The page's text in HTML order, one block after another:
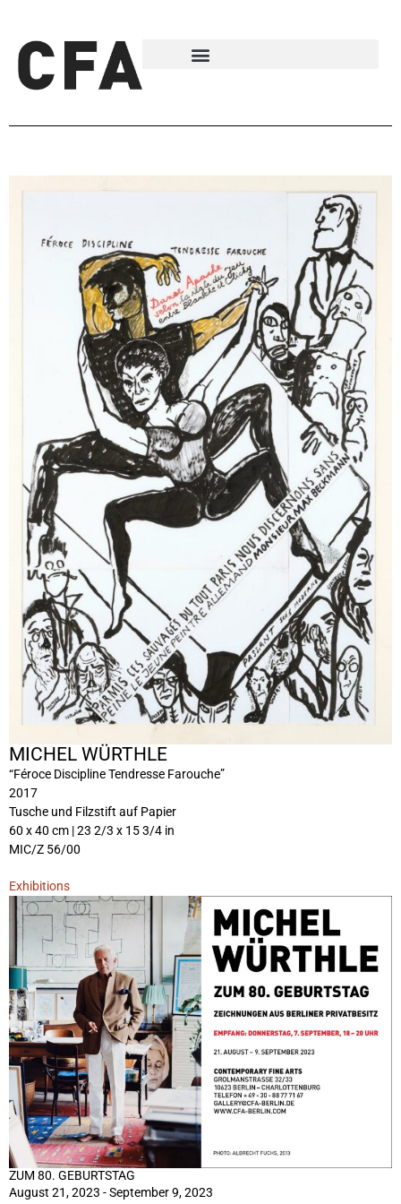
MICHEL WÜRTHLE
“Féroce Discipline Tendresse Farouche”
2017
Tusche und Filzstift auf Papier
60 x 40 cm | 23 2/3 x 15 3/4 in
MIC/Z 56/00
Exhibitions
ZUM 80. GEBURTSTAG
August 21, 2023 - September 9, 2023